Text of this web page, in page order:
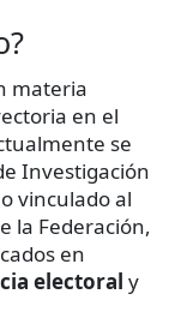
materia
en el
se
Investigación
vinculado al
la Federación,
en
electoral y